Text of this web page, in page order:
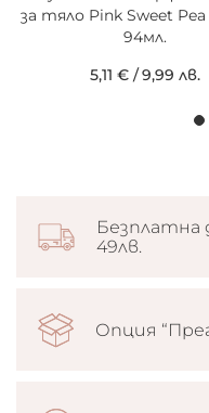
за тяло Pink Sweet
94мл.
5,11 € /9,99 лв.
Безплатна
49лв.
Опция